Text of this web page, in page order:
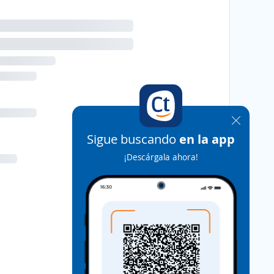
Sigue buscando en la app
¡Descárgala ahora!